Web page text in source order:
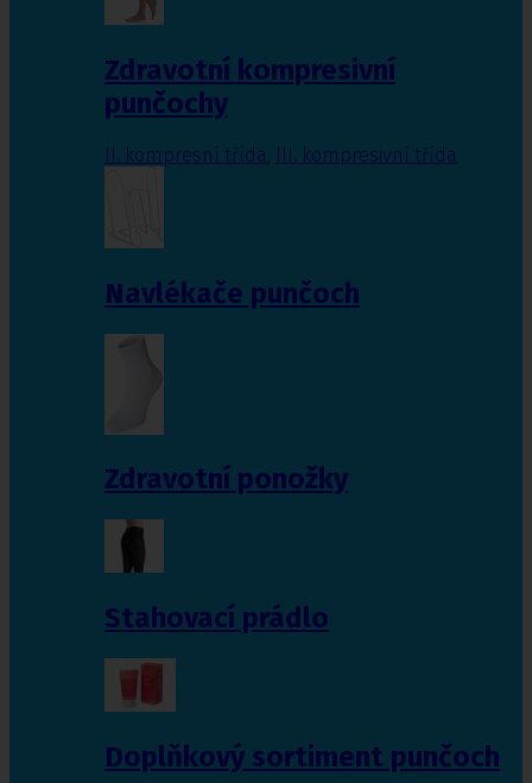
Zdravotní kompresivní
punčochy
II. kompresní třída III. kompresivní třída
Navlékače punčoch
Zdravotní ponožky
Stahovací prádlo
Doplňkový sortiment punčoch